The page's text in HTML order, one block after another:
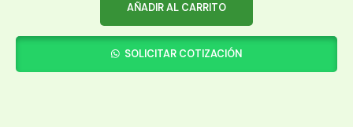
AÑADIR AL CARRITO
SOLICITAR COTIZACIÓN